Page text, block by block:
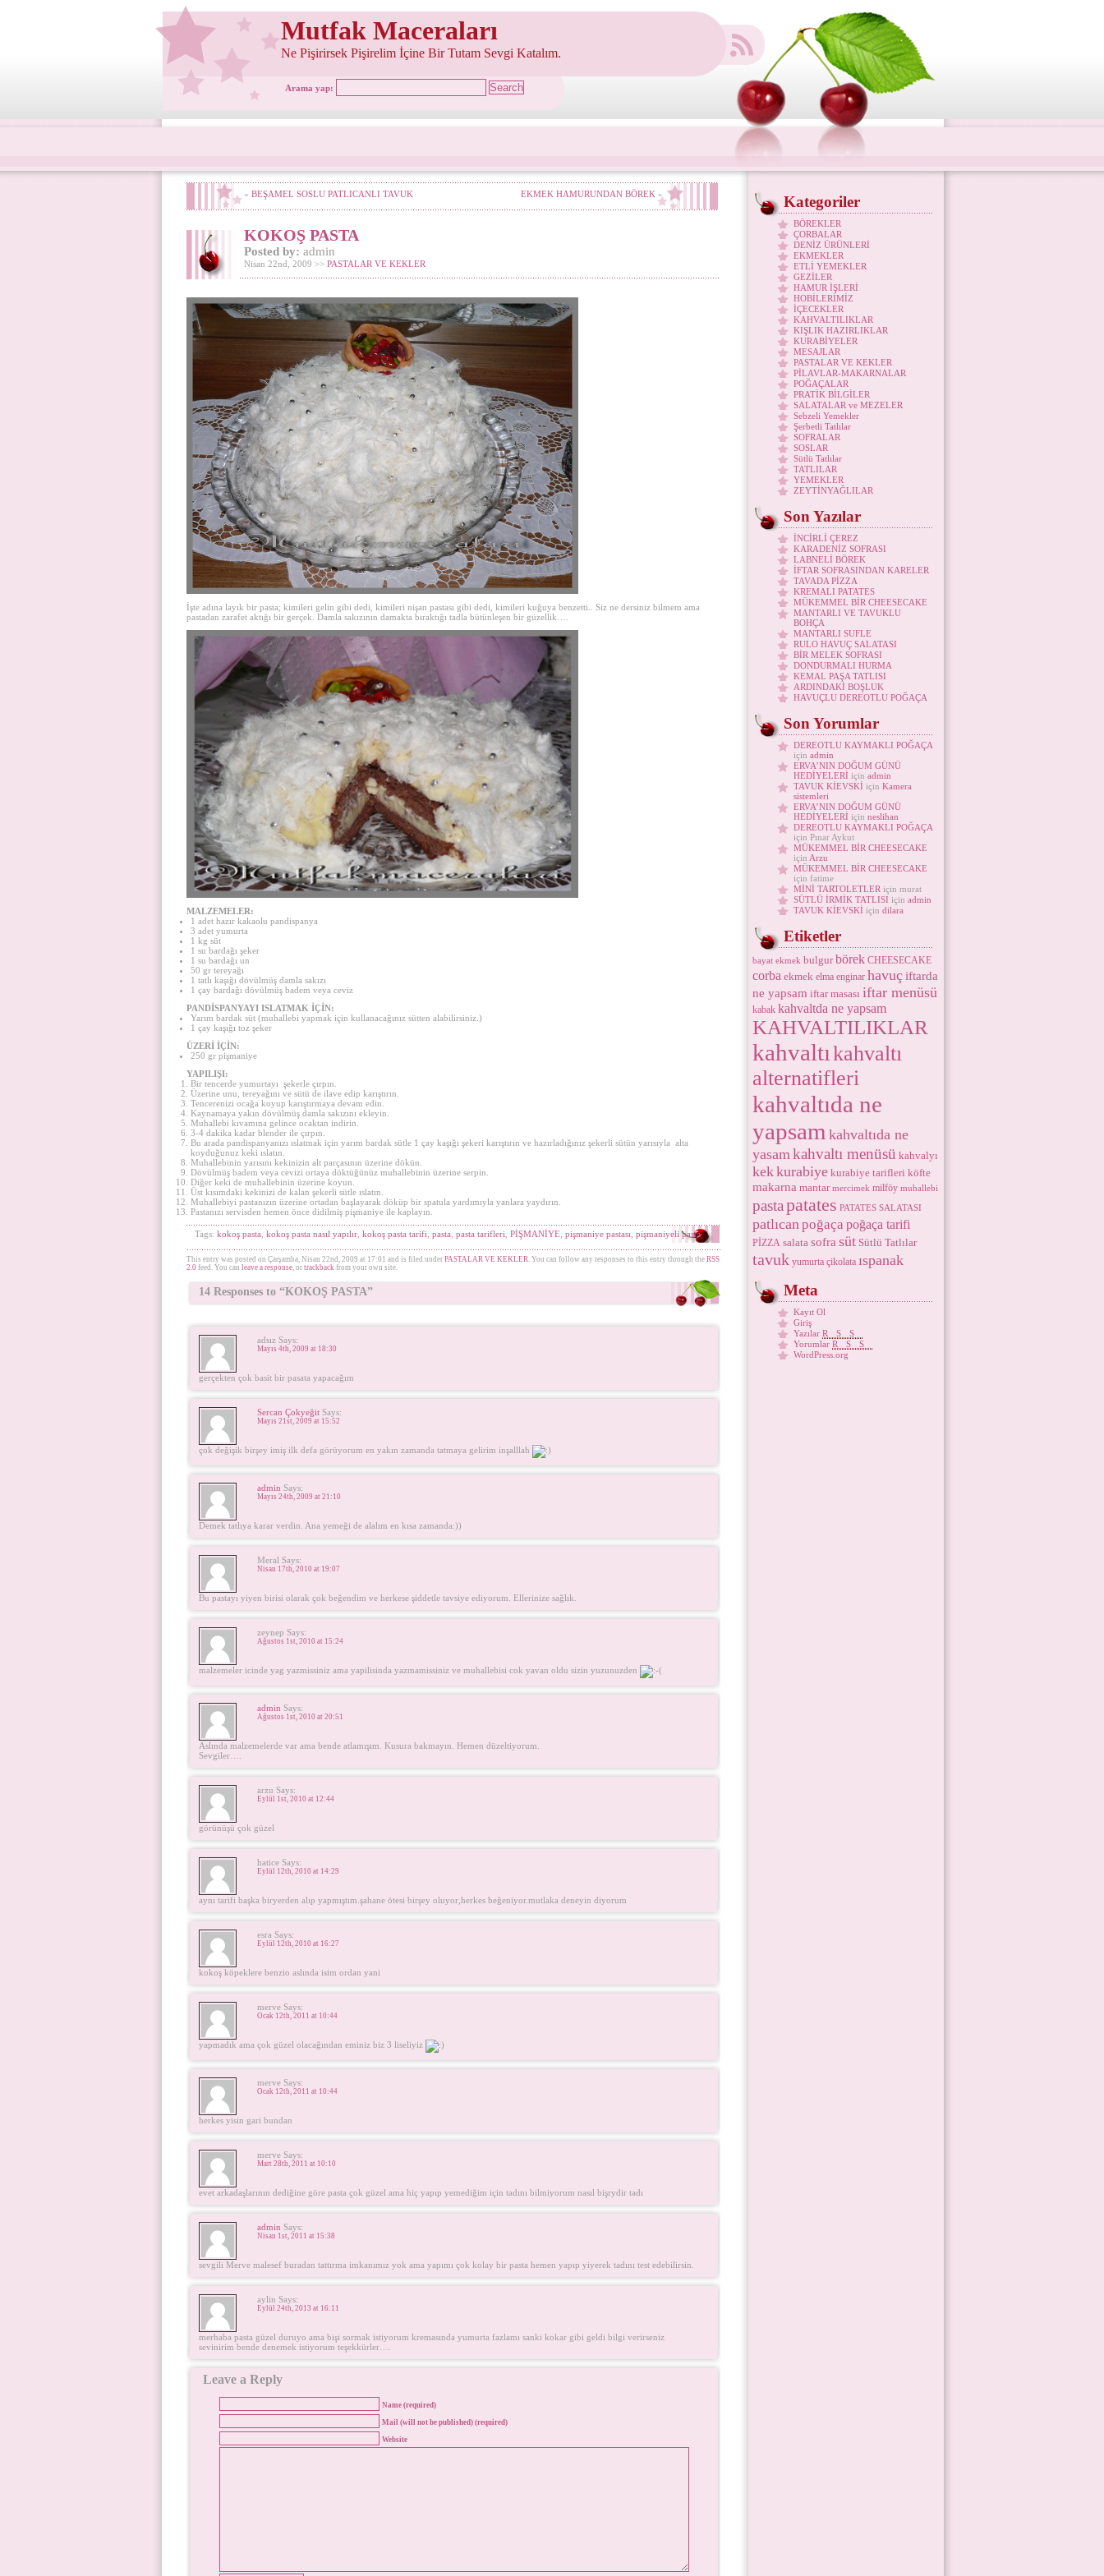
Mutfak Maceraları
Ne Pişirirsek Pişirelim İçine Bir Tutam Sevgi Katalım.
Arama yap:
« BEŞAMEL SOSLU PATLICANLI TAVUK EKMEK HAMURUNDAN BÖREK »
KOKOŞ PASTA
Posted by: admin
Nisan 22nd, 2009 >> PASTALAR VE KEKLER
İşte adına layık bir pasta; kimileri gelin gibi dedi, kimileri nişan pastası gibi dedi, kimileri kuğuya benzetti.. Siz ne dersiniz bilmem ama
pastadan zarafet aktığı bir gerçek. Damla sakızının damakta bıraktığı tadla bütünleşen bir güzellik….
MALZEMELER:
1 adet hazır kakaolu pandispanya
3 adet yumurta
1 kg süt
1 su bardağı şeker
1 su bardağı un
50 gr tereyağı
1 tatlı kaşığı dövülmüş damla sakızı
1 çay bardağı dövülmüş badem veya ceviz
PANDİSPANYAYI ISLATMAK İÇİN:
Yarım bardak süt (muhallebi yapmak için kullanacağınız sütten alabilirsiniz.)
1 çay kaşığı toz şeker
ÜZERİ İÇİN:
250 gr pişmaniye
YAPILIŞI:
Bir tencerde yumurtayı şekerle çırpın.
Üzerine unu, tereyağını ve sütü de ilave edip karıştırın.
Tencerenizi ocağa koyup karıştırmaya devam edin.
Kaynamaya yakın dövülmüş damla sakızını ekleyin.
Muhallebi kıvamına gelince ocaktan indirin.
3-4 dakika kadar blender ile çırpın.
Bu arada pandispanyanızı ıslatmak için yarım bardak sütle 1 çay kaşığı şekeri karıştırın ve hazırladığınız şekerli sütün yarısıyla alta
koyduğunuz keki ıslatın.
Muhallebinin yarısını kekinizin alt parçasının üzerine dökün.
Dövülmüş badem veya cevizi ortaya döktüğünüz muhallebinin üzerine serpin.
Diğer keki de muhallebinin üzerine koyun.
Üst kısımdaki kekinizi de kalan şekerli sütle ıslatın.
Muhallebiyi pastanızın üzerine ortadan başlayarak döküp bir spatula yardımıyla yanlara yaydırın.
Pastanızı servisden hemen önce didilmiş pişmaniye ile kaplayın.
Tags: kokoş pasta kokoş pasta nasıl yapılır kokoş pasta tarifi pasta pasta tarifleri PİŞMANİYE pişmaniye pastası pişmaniyeli pasta
This entry was posted on Çarşamba, Nisan 22nd, 2009 at 17:01 and is filed under PASTALAR VE KEKLER. You can follow any responses to this entry through the RSS
2.0 feed. You can leave a response, or trackback from your own site.
14 Responses to “KOKOŞ PASTA”
adsız Says:
Mayıs 4th, 2009 at 18:30
gerçekten çok basit bir pasata yapacağım
Sercan Çokyeğit Says:
Mayıs 21st, 2009 at 15:52
çok değişik birşey imiş ilk defa görüyorum en yakın zamanda tatmaya gelirim inşalllah
admin Says:
Mayıs 24th, 2009 at 21:10
Demek tatlıya karar verdin. Ana yemeği de alalım en kısa zamanda:))
Meral Says:
Nisan 17th, 2010 at 19:07
Bu pastayı yiyen birisi olarak çok beğendim ve herkese şiddetle tavsiye ediyorum. Ellerinize sağlık.
zeynep Says:
Ağustos 1st, 2010 at 15:24
malzemeler icinde yag yazmissiniz ama yapilisinda yazmamissiniz ve muhallebisi cok yavan oldu sizin yuzunuzden
admin Says:
Ağustos 1st, 2010 at 20:51
Aslında malzemelerde var ama bende atlamışım. Kusura bakmayın. Hemen düzeltiyorum.
Sevgiler….
arzu Says:
Eylül 1st, 2010 at 12:44
görünüşü çok güzel
hatice Says:
Eylül 12th, 2010 at 14:29
aynı tarifi başka biryerden alıp yapmıştım.şahane ötesi birşey oluyor,herkes beğeniyor.mutlaka deneyin diyorum
esra Says:
Eylül 12th, 2010 at 16:27
kokoş köpeklere benzio aslında isim ordan yani
merve Says:
Ocak 12th, 2011 at 10:44
yapmadık ama çok güzel olacağından eminiz biz 3 liseliyiz
merve Says:
Ocak 12th, 2011 at 10:44
herkes yisin gari bundan
merve Says:
Mart 28th, 2011 at 10:10
evet arkadaşlarının dediğine göre pasta çok güzel ama hiç yapıp yemediğim için tadını bilmiyorum nasıl bişrydir tadı
admin Says:
Nisan 1st, 2011 at 15:38
sevgili Merve malesef buradan tattırma imkanımız yok ama yapımı çok kolay bir pasta hemen yapıp yiyerek tadını test edebilirsin.
aylin Says:
Eylül 24th, 2013 at 16:11
merhaba pasta güzel duruyo ama bişi sormak istiyorum kremasında yumurta fazlamı sanki kokar gibi geldi bilgi verirseniz
sevinirim bende denemek istiyorum teşekkürler….
Leave a Reply
Name (required)
Mail (will not be published) (required)
Website
Kategoriler
BÖREKLER
ÇORBALAR
DENİZ ÜRÜNLERİ
EKMEKLER
ETLİ YEMEKLER
GEZİLER
HAMUR İŞLERİ
HOBİLERİMİZ
İÇECEKLER
KAHVALTILIKLAR
KIŞLIK HAZIRLIKLAR
KURABİYELER
MESAJLAR
PASTALAR VE KEKLER
PİLAVLAR-MAKARNALAR
POĞAÇALAR
PRATİK BİLGİLER
SALATALAR ve MEZELER
Sebzeli Yemekler
Şerbetli Tatlılar
SOFRALAR
SOSLAR
Sütlü Tatlılar
TATLILAR
YEMEKLER
ZEYTİNYAĞLILAR
Son Yazılar
İNCİRLİ ÇEREZ
KARADENİZ SOFRASI
LABNELİ BÖREK
İFTAR SOFRASINDAN KARELER
TAVADA PİZZA
KREMALI PATATES
MÜKEMMEL BİR CHEESECAKE
MANTARLI VE TAVUKLU
BOHÇA
MANTARLI SUFLE
RULO HAVUÇ SALATASI
BİR MELEK SOFRASI
DONDURMALI HURMA
KEMAL PAŞA TATLISI
ARDINDAKİ BOŞLUK
HAVUÇLU DEREOTLU POĞAÇA
Son Yorumlar
DEREOTLU KAYMAKLI POĞAÇA
için admin
ERVA’NIN DOĞUM GÜNÜ
HEDİYELERİ için admin
TAVUK KİEVSKİ için Kamera
sistemleri
ERVA’NIN DOĞUM GÜNÜ
HEDİYELERİ için neslihan
DEREOTLU KAYMAKLI POĞAÇA
için Pınar Aykut
MÜKEMMEL BİR CHEESECAKE
için Arzu
MÜKEMMEL BİR CHEESECAKE
için fatime
MİNİ TARTOLETLER için murat
SÜTLÜ İRMİK TATLISI için admin
TAVUK KİEVSKİ için dilara
Etiketler
bayat ekmek bulgur börek CHEESECAKE
corba ekmek elma enginar havuçiftarda
ne yapsam iftar masası iftar menüsü
kabak kahvaltda ne yapsam
KAHVALTILIKLAR
kahvaltıkahvaltı
alternatifleri
kahvaltıda ne
yapsam kahvaltıda ne
yasamkahvaltı menüsü kahvalyı
kekkurabiye kurabiye tarifleri köfte
makarna mantar mercimek milföy muhallebi
pastapatates PATATES SALATASI
patlıcanpoğaça poğaça tarifi
PİZZA salata sofra süt Sütlü Tatlılar
tavuk yumurta çikolata ıspanak
Meta
Kayıt Ol
Giriş
Yazılar RSS
Yorumlar RSS
WordPress.org